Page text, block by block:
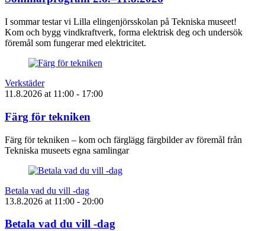
I sommar testar vi Lilla elingenjörsskolan på Tekniska museet!
Kom och bygg vindkraftverk, forma elektrisk deg och undersök
föremål som fungerar med elektricitet.
Verkstäder
11.8.2026 at 11:00 - 17:00
Färg för tekniken
Färg för tekniken – kom och färglägg färgbilder av föremål från
Tekniska museets egna samlingar
Betala vad du vill -dag
13.8.2026 at 11:00 - 20:00
Betala vad du vill -dag